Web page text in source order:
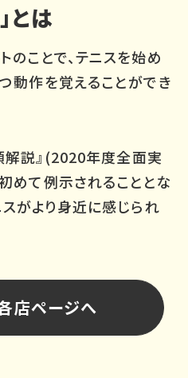
とは
のことで、テニスを始め
動作を覚えることができ
説』(2020年度全面実
めて例示されることとな
スがより身近に感じられ
店ページへ